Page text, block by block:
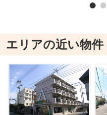
エリアの近い物件